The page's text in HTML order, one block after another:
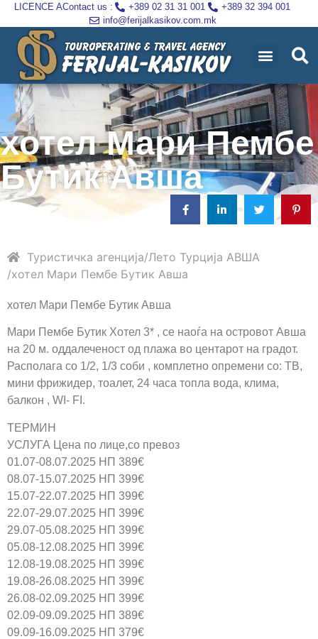
LICENCE AContact us : +389 02 31 31 001
+389 32 394 001
info@ferijalkasikov.com.mk
хотел Мари Пембе
Бутик Авша
Туристичка агенција Лето Турција АВША
хотел Мари Пембе Бутик Авша
хотел Мари Пембе Бутик Авша
Мари Пембе Бутик Хотел 3* , се наоѓа на островот Авша
на 20 м. оддалеченост од плажа во центарот на градот.
Располага со 1/2, 1/3 соби , комплетно опремени со: ТВ,
мини фрижидер, тоалет, 24 часа топла вода, клима,
балкон , WI- FI.
ТЕРМИН
УСЛУГА Цена по лице,со превоз
01.07-08.07.2025 НП 389€
08.07-15.07.2025 НП 399€
15.07-22.07.2025 НП 399€
22.07-29.07.2025 НП 399€
29.07-05.08.2025 НП 399€
05.08-12.08.2025 НП 399€
12.08-19.08.2025 НП 399€
19.08-26.08.2025 НП 399€
26.08-02.09.2025 НП 399€
02.09-09.09.2025 НП 389€
09.09-16.09.2025 НП 379€